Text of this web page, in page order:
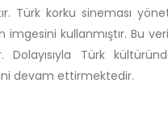
Türk korku sineması
kullanmıştır. Bu
Türk
devam ettirmektedir.